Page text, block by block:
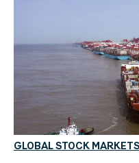
GLOBAL STOCK MARKETS